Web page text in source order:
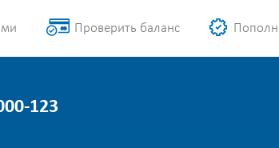
Проверить баланс
123